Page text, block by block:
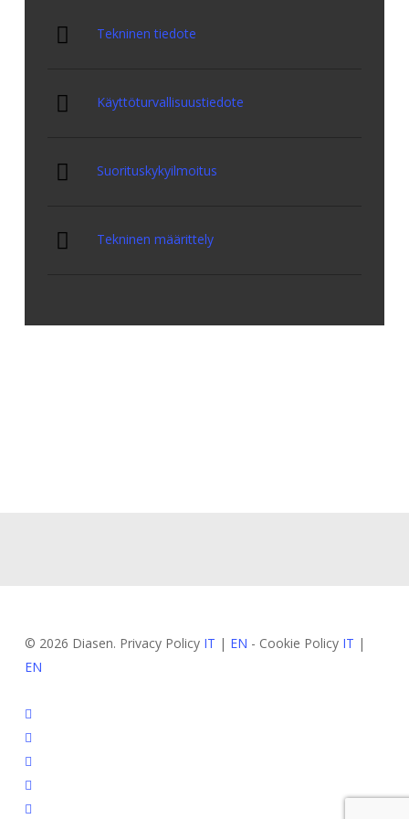
Tekninen tiedote
Käyttöturvallisuustiedote
Suorituskykyilmoitus
Tekninen määrittely
© 2026 Diasen. Privacy Policy IT | EN - Cookie Policy IT |
EN
facebook
pinterest
linkedin
youtube
instagram